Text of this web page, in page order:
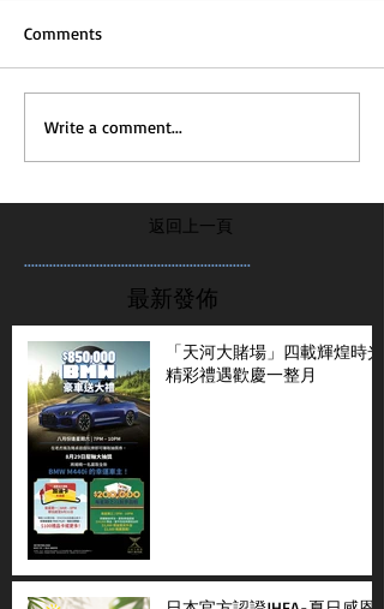
Comments
Write a comment...
返回上一頁
...............................................................
最新發佈
「天河大賭場」四載輝煌時光
精彩禮遇歡慶一整月